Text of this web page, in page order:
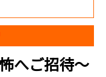
へご招待～